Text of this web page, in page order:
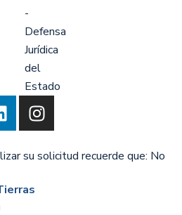
su solicitud recuerde que: No